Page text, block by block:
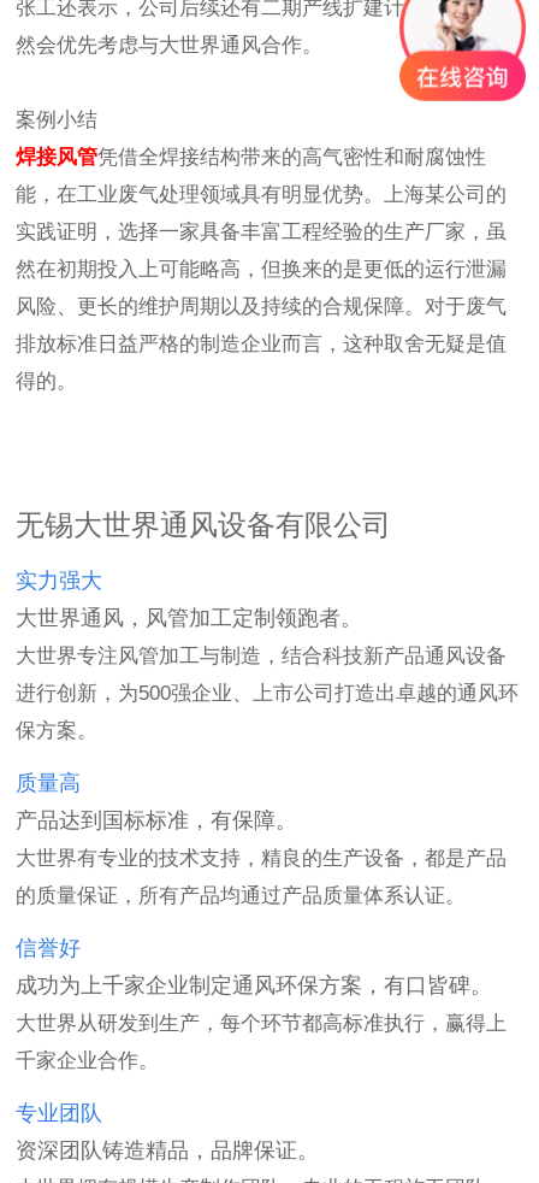
张工还表示，公司后续还有二期产线扩建计划，届时仍
然会优先考虑与大世界通风合作。
案例小结
焊接风管凭借全焊接结构带来的高气密性和耐腐蚀性
能，在工业废气处理领域具有明显优势。上海某公司的
实践证明，选择一家具备丰富工程经验的生产厂家，虽
然在初期投入上可能略高，但换来的是更低的运行泄漏
风险、更长的维护周期以及持续的合规保障。对于废气
排放标准日益严格的制造企业而言，这种取舍无疑是值
得的。
无锡大世界通风设备有限公司
实力强大
大世界通风，风管加工定制领跑者。
大世界专注风管加工与制造，结合科技新产品通风设备
进行创新，为500强企业、上市公司打造出卓越的通风环
保方案。
质量高
产品达到国标标准，有保障。
大世界有专业的技术支持，精良的生产设备，都是产品
的质量保证，所有产品均通过产品质量体系认证。
信誉好
成功为上千家企业制定通风环保方案，有口皆碑。
大世界从研发到生产，每个环节都高标准执行，赢得上
千家企业合作。
专业团队
资深团队铸造精品，品牌保证。